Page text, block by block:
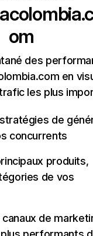
om
des
en
les plus
de
concurrents
produits,
de vos
de